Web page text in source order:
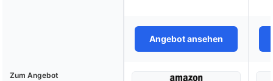
Angebot ansehen
Zum Angebot